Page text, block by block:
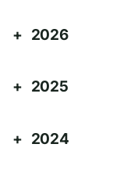
2026
2025
2024